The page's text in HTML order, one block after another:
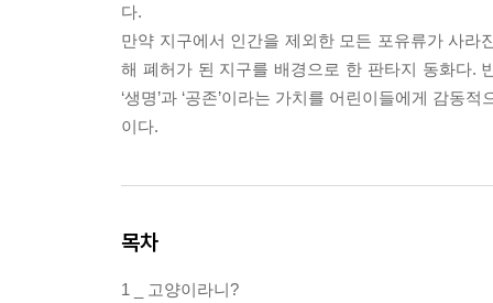
다.
만약 지구에서 인간을 제외한 모든 포유류가 사
해 폐허가 된 지구를 배경으로 한 판타지 동화다.
‘생명’과 ‘공존’이라는 가치를 어린이들에게 감
이다.
목차
1 _ 고양이라니?